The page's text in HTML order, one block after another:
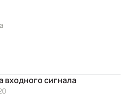
входного сигнала